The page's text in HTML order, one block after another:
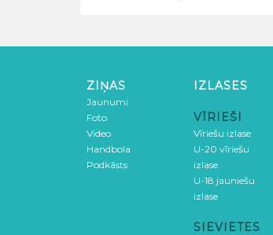
ZIŅAS
Jaunumi
Foto
Video
Handbola
Podkāsts
IZLASES
VĪRIEŠI
Vīriešu izlase
U-20 vīriešu
izlase
U-18 jauniešu
izlase
SIEVIETES